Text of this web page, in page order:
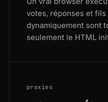
votes, réponses et
dynamiquement sont
seulement le HTML
proxies